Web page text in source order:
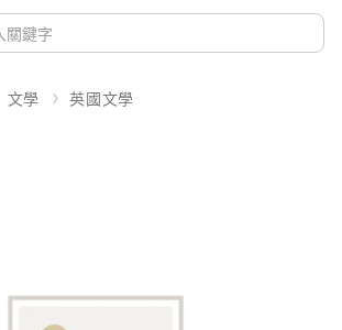
文學 英國文學